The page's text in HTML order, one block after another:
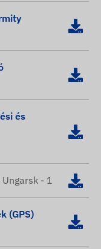
és
Ungarsk - 1
(GPS)